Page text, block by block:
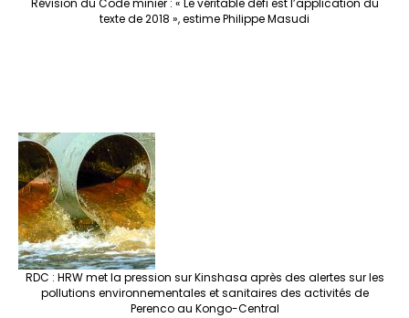
Révision du Code minier : « Le véritable défi est l’application du
texte de 2018 », estime Philippe Masudi
RDC : HRW met la pression sur Kinshasa après des alertes sur les
pollutions environnementales et sanitaires des activités de
Perenco au Kongo-Central